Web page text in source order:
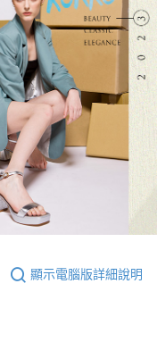
顯示電腦版詳細說明